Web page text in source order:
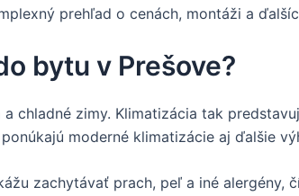
prehľad o cenách, montáži a
bytu v Prešove?
chladné zimy. Klimatizácia tak
moderné klimatizácie aj ďalšie
zachytávať prach, peľ a iné alergény,